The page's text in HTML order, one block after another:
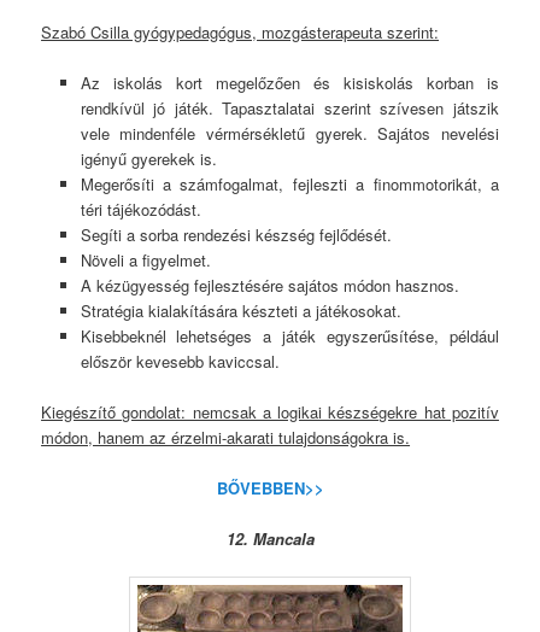
Szabó Csilla gyógypedagógus, mozgásterapeuta szerint:
Az iskolás kort megelőzően és kisiskolás korban is
rendkívül jó játék. Tapasztalatai szerint szívesen játszik
vele mindenféle vérmérsékletű gyerek. Sajátos nevelési
igényű gyerekek is.
Megerősíti a számfogalmat, fejleszti a finommotorikát, a
téri tájékozódást.
Segíti a sorba rendezési készség fejlődését.
Növeli a figyelmet.
A kézügyesség fejlesztésére sajátos módon hasznos.
Stratégia kialakítására készteti a játékosokat.
Kisebbeknél lehetséges a játék egyszerűsítése, például
először kevesebb kaviccsal.
Kiegészítő gondolat: nemcsak a logikai készségekre hat pozitív
módon, hanem az érzelmi-akarati tulajdonságokra is.
BŐVEBBEN>>
12. Mancala